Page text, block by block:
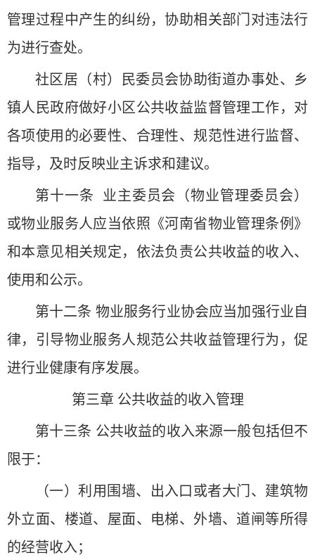
管理过程中产生的纠纷，协助相关部门对违法行
为进行查处。
社区居（村）民委员会协助街道办事处、乡
镇人民政府做好小区公共收益监督管理工作，对
各项使用的必要性、合理性、规范性进行监督、
指导，及时反映业主诉求和建议。
第十一条 业主委员会（物业管理委员会）
或物业服务人应当依照《河南省物业管理条例》
和本意见相关规定，依法负责公共收益的收入、
使用和公示。
第十二条 物业服务行业协会应当加强行业自
律，引导物业服务人规范公共收益管理行为，促
进行业健康有序发展。
第三章 公共收益的收入管理
第十三条 公共收益的收入来源一般包括但不
限于：
（一）利用围墙、出入口或者大门、建筑物
外立面、楼道、屋面、电梯、外墙、道闸等所得
的经营收入；